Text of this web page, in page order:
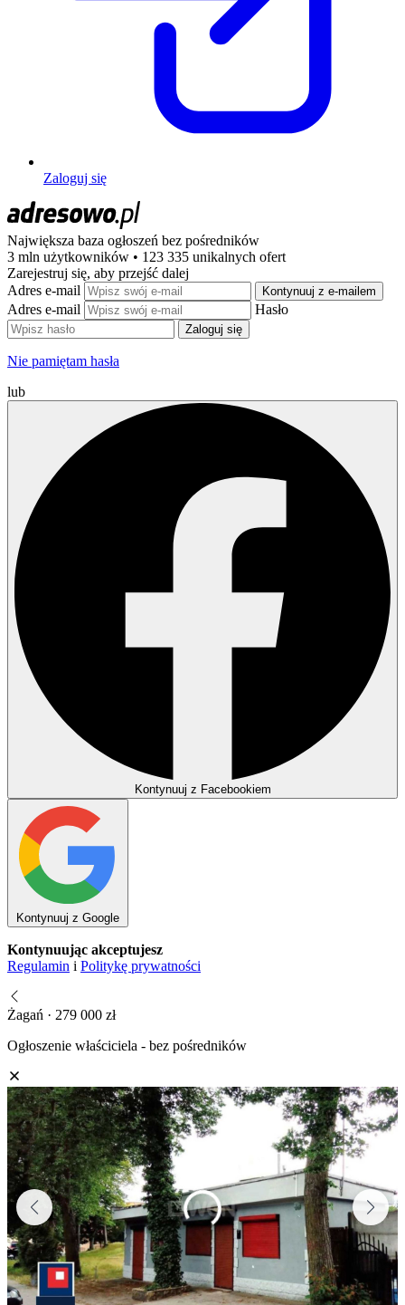
Zaloguj się
Największa baza ogłoszeń bez pośredników
3 mln użytkowników • 123 335 unikalnych ofert
Zarejestruj się, aby przejść dalej
Adres e-mail
Kontynuuj z e-mailem
Adres e-mail Hasło
Zaloguj się
Nie pamiętam hasła
lub
Kontynuuj z Facebookiem
Kontynuuj z Google
Kontynuując akceptujesz
Regulamin i Politykę prywatności
Żagań · 279 000 zł
Ogłoszenie właściciela - bez pośredników